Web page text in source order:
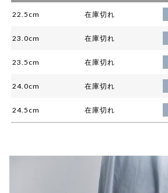
22.5cm 在庫切れ
23.0cm 在庫切れ
23.5cm 在庫切れ
24.0cm 在庫切れ
24.5cm 在庫切れ